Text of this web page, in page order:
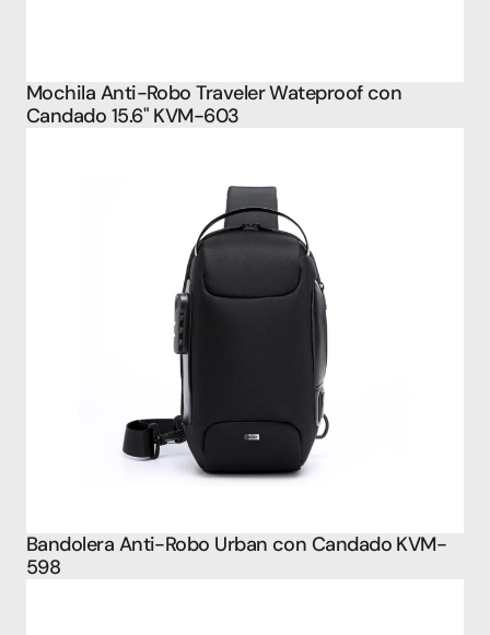
Mochila Anti-Robo Traveler Wateproof con
Candado 15.6" KVM-603
Bandolera Anti-Robo Urban con Candado KVM-
598